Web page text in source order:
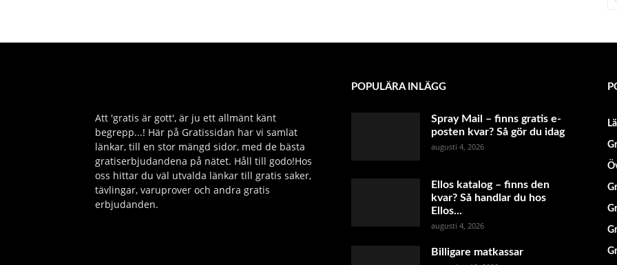
Att 'gratis är gott', är ju ett allmänt känt
begrepp...! Här på Gratissidan har vi samlat
länkar, till en stor mängd sidor, med de bästa
gratiserbjudandena på nätet. Håll till godo!Hos
oss hittar du väl utvalda länkar till gratis saker,
tävlingar, varuprover och andra gratis
erbjudanden.
POPULÄRA INLÄGG
Spray Mail – finns gratis e-
posten kvar? Så gör du idag
augusti 4, 2026
Ellos katalog – finns den
kvar? Så handlar du hos
Ellos...
augusti 4, 2026
Billigare matkassar